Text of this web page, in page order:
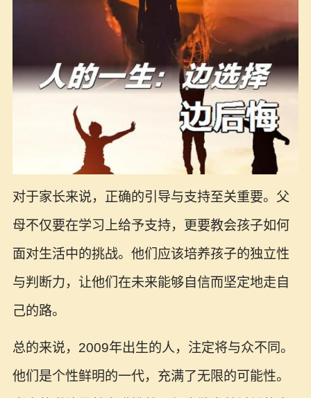
对于家长来说，正确的引导与支持至关重要。父
母不仅要在学习上给予支持，更要教会孩子如何
面对生活中的挑战。他们应该培养孩子的独立性
与判断力，让他们在未来能够自信而坚定地走自
己的路。
总的来说，2009年出生的人，注定将与众不同。
他们是个性鲜明的一代，充满了无限的可能性。